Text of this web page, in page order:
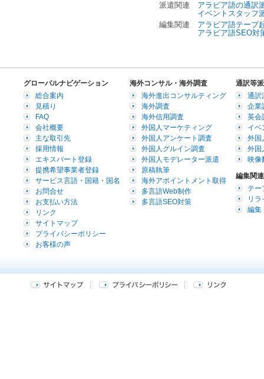
派遣関連
アラビア語の通訳
イベントスタッフ
編集関連
アラビア語テープ
アラビア語SEO対
グローバルナビゲーション
総合案内
見積り
FAQ
会社概要
主な取引先
採用情報
エキスパート登録
提携希望事業者登録
サービス言語・国籍・国名
お問合せ
お支払い方法
リンク
サイトマップ
プライバシーポリシー
お客様の声
海外コンサル・海外調査
海外進出コンサルティング
海外調査
海外信用調査
外国人マーケティング
外国人アンケート調査
外国人グルイン調査
外国人モデレーター派遣
原稿執筆
海外アポイントメント取得
多言語Web制作
多言語SEO対策
通訳等
通訳
企業
英会
イベ
外国
外国
映像
編集関連
テー
リラ
編集